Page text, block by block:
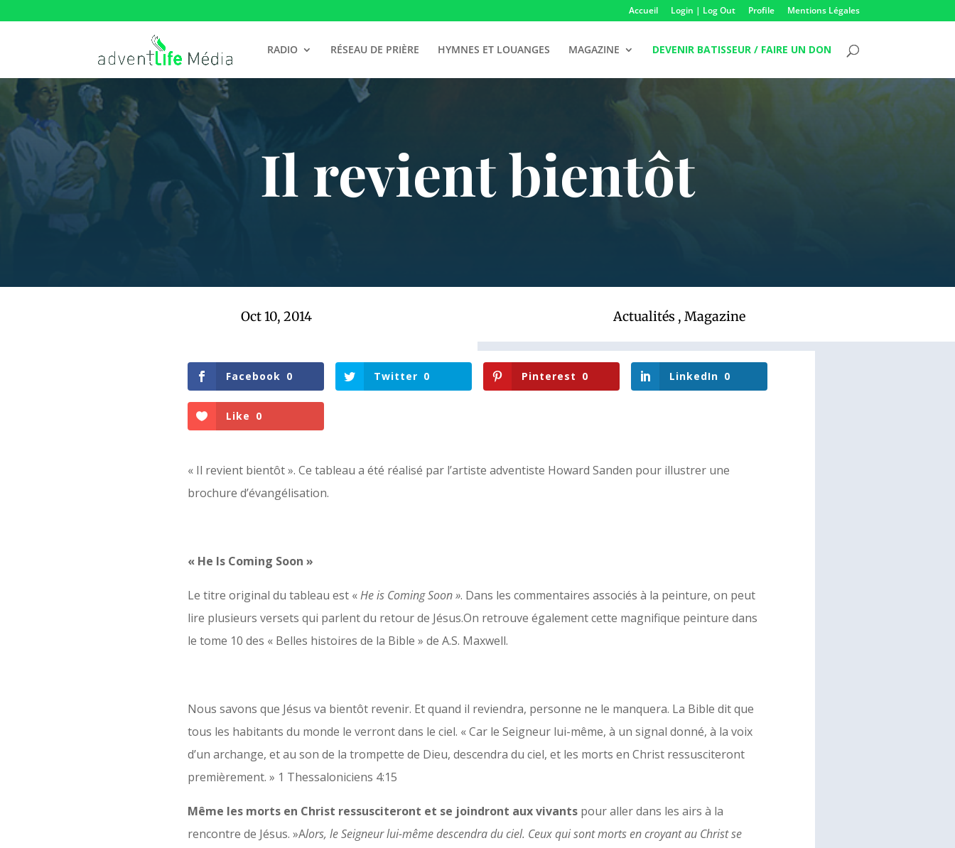
Accueil Login | Log Out Profile Mentions Légales
RADIO RÉSEAU DE PRIÈRE HYMNES ET LOUANGES MAGAZINE DEVENIR BATISSEUR / FAIRE UN DON
Il revient bientôt
Oct 10, 2014 Actualités , Magazine
Facebook 0 Twitter 0 Pinterest 0 LinkedIn 0
Like 0
« Il revient bientôt ». Ce tableau a été réalisé par l’artiste adventiste Howard Sanden pour illustrer une
brochure d’évangélisation.
« He Is Coming Soon »
Le titre original du tableau est «He is Coming Soon ». Dans les commentaires associés à la peinture, on peut
lire plusieurs versets qui parlent du retour de Jésus.On retrouve également cette magnifique peinture dans
le tome 10 des « Belles histoires de la Bible » de A.S. Maxwell.
Nous savons que Jésus va bientôt revenir. Et quand il reviendra, personne ne le manquera. La Bible dit que
tous les habitants du monde le verront dans le ciel. « Car le Seigneur lui-même, à un signal donné, à la voix
d’un archange, et au son de la trompette de Dieu, descendra du ciel, et les morts en Christ ressusciteront
premièrement. » 1 Thessaloniciens 4:15
Même les morts en Christ ressusciteront et se joindront aux vivants pour aller dans les airs à la
rencontre de Jésus. »Alors, le Seigneur lui-même descendra du ciel. Ceux qui sont morts en croyant au Christ se